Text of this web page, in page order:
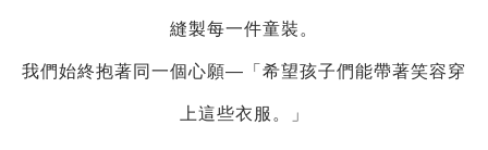
縫製每一件童裝。
我們始終抱著同一個心願—「希望孩子們能帶著笑容穿
上這些衣服。」